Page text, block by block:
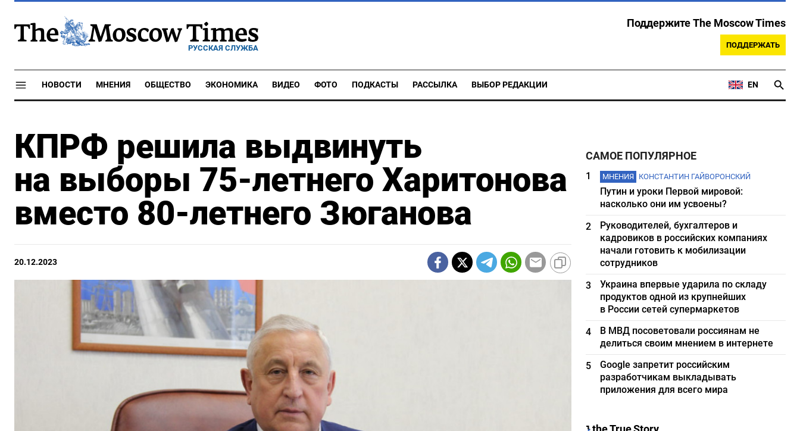
РУССКАЯ СЛУЖБА
Поддержите The Moscow Times
ПОДДЕРЖАТЬ
НОВОСТИ МНЕНИЯ ОБЩЕСТВО ЭКОНОМИКА ВИДЕО ФОТО ПОДКАСТЫ РАССЫЛКА ВЫБОР РЕДАКЦИИ EN
КПРФ решила выдвинуть
на выборы 75-летнего Харитонова
вместо 80-летнего Зюганова
20.12.2023
САМОЕ ПОПУЛЯРНОЕ
1 МНЕНИЯ КОНСТАНТИН ГАЙВОРОНСКИЙ
Путин и уроки Первой мировой:
насколько они им усвоены?
2
Руководителей, бухгалтеров и
кадровиков в российских компаниях
начали готовить к мобилизации
сотрудников
3
Украина впервые ударила по складу
продуктов одной из крупнейших
в России сетей супермаркетов
4
В МВД посоветовали россиянам не
делиться своим мнением в интернете
5
Google запретит российским
разработчикам выкладывать
приложения для всего мира